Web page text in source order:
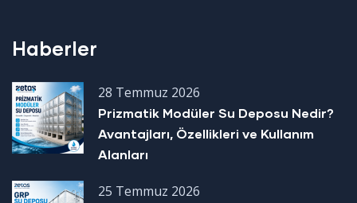
Haberler
28 Temmuz 2026
Prizmatik Modüler Su Deposu Nedir?
Avantajları, Özellikleri ve Kullanım
Alanları
25 Temmuz 2026